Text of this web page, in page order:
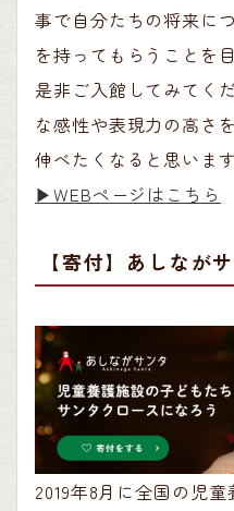
事で自分たちの将来に
を持ってもらうことを
是非ご入館してみてく
な感性や表現力の高さ
伸べたくなると思います
▶︎WEBページはこちら
【寄付】あしなが
2019年8月に全国の児童